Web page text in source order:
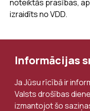
noteiktās prasības,
izraidīts no VDD.
Informācijas
Ja Jūsu rīcībā ir
Valsts drošības
izmantojot šo